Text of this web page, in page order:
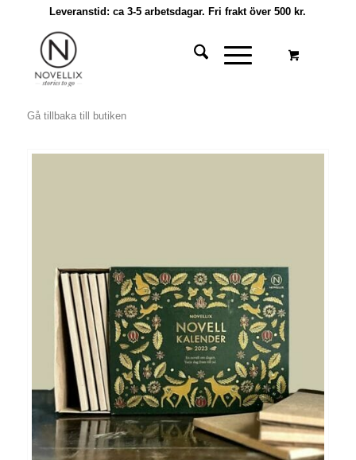
Leveranstid: ca 3-5 arbetsdagar. Fri frakt över 500 kr.
Gå tillbaka till butiken